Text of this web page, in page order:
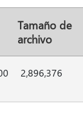
Tamaño de
archivo
2,896,376